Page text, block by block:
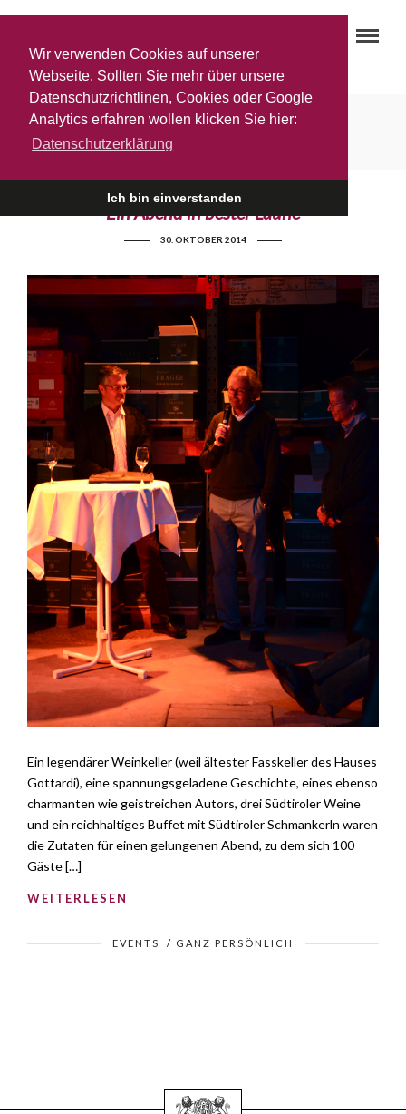
Wir verwenden Cookies auf unserer
Webseite. Sollten Sie mehr über unsere
Datenschutzrichtlinen, Cookies oder Google
Analytics erfahren wollen klicken Sie hier:
Datenschutzerklärung
Ich bin einverstanden
Michael Böckler
Ein Abend in bester Laune
30. OKTOBER 2014
Ein legendärer Weinkeller (weil ältester Fasskeller des Hauses
Gottardi), eine spannungsgeladene Geschichte, eines ebenso
charmanten wie geistreichen Autors, drei Südtiroler Weine
und ein reichhaltiges Buffet mit Südtiroler Schmankerln waren
die Zutaten für einen gelungenen Abend, zu dem sich 100
Gäste […]
WEITERLESEN
EVENTS / GANZ PERSÖNLICH